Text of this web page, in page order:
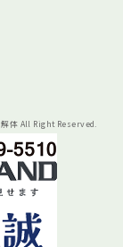
体 All Right Reserved.